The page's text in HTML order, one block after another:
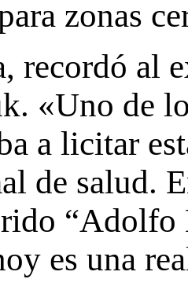
zonas
recordó al
«Uno de
a licitar
de salud.
“Adolfo
es una